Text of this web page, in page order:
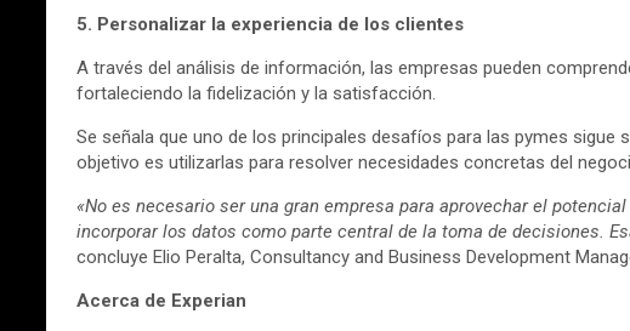
5. Personalizar la experiencia de los clientes
A través del análisis de información, las empresas pueden
fortaleciendo la fidelización y la satisfacción.
Se señala que uno de los principales desafíos para las pymes
objetivo es utilizarlas para resolver necesidades concretas del
«No es necesario ser una gran empresa para aprovechar el
incorporar los datos como parte central de la toma de decisiones.
concluye Elio Peralta, Consultancy and Business Development
Acerca de Experian